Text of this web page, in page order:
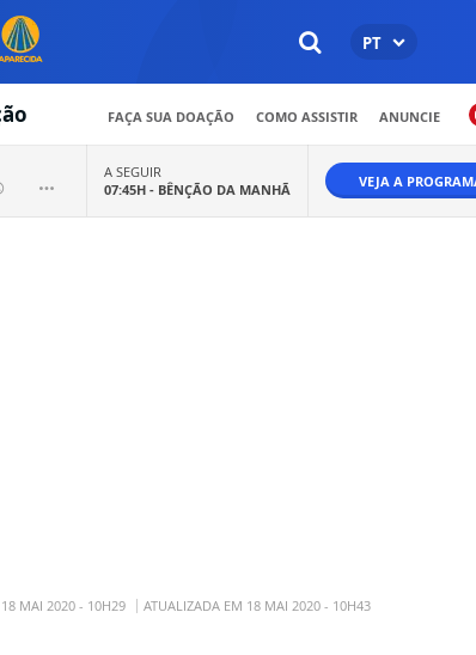
PT
FAÇA SUA DOAÇÃO COMO ASSISTIR ANUNCIE
A SEGUIR
07:45H - BÊNÇÃO DA MANHÃ VEJA A
18 MAI 2020 - 10H29 ATUALIZADA EM 18 MAI 2020 - 10H43